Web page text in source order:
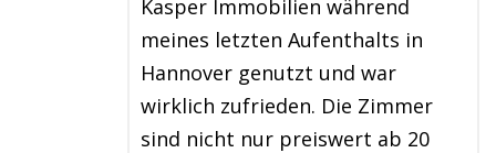
Kasper Immobilien während
meines letzten Aufenthalts in
Hannover genutzt und war
wirklich zufrieden. Die Zimmer
sind nicht nur preiswert ab 20